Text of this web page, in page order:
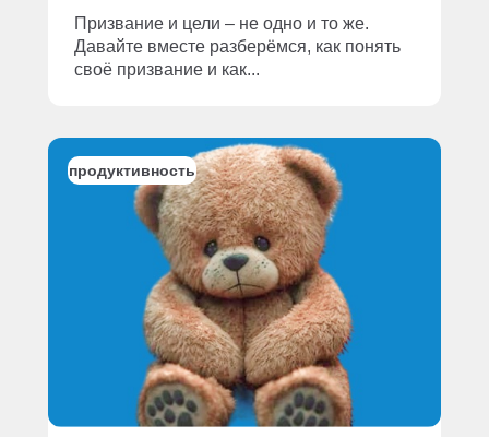
продуктивность
Призвание и цели – не одно и то же.
Давайте вместе разберёмся, как понять
своё призвание и как...